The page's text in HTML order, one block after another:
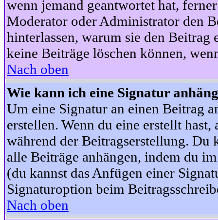
wenn jemand geantwortet hat,
Moderator oder Administrator den
hinterlassen, warum sie den Beitrag
keine Beiträge löschen können,
Nach oben
Wie kann ich eine Signatur
Um eine Signatur an einen Beitrag
erstellen. Wenn du eine erstellt
während der Beitragserstellung. Du
alle Beiträge anhängen, indem du
(du kannst das Anfügen einer
Signaturoption beim
Nach oben